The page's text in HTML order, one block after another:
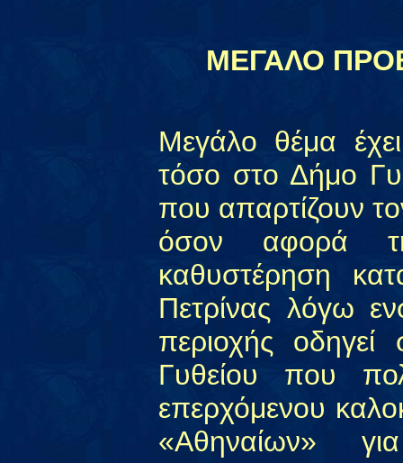
ΜΕΓΑΛΟ
Μεγάλο θέμα
τόσο στο Δήμο
που απαρτίζουν
όσον αφορά
καθυστέρηση
Πετρίνας λόγω
περιοχής
Γυθείου που
επερχόμενου
«Αθηναίων»